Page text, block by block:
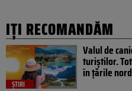
IȚI RECOMANDĂM
ȘTIRI
Valul de
turiștilor.
în țările